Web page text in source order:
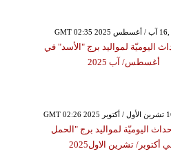
اليوميّة لمواليد برج "الأسد" في
أغسطس/ آب 2025
اليوميّة لمواليد برج "الحمل
أكتوبر/ تشرين الاول2025